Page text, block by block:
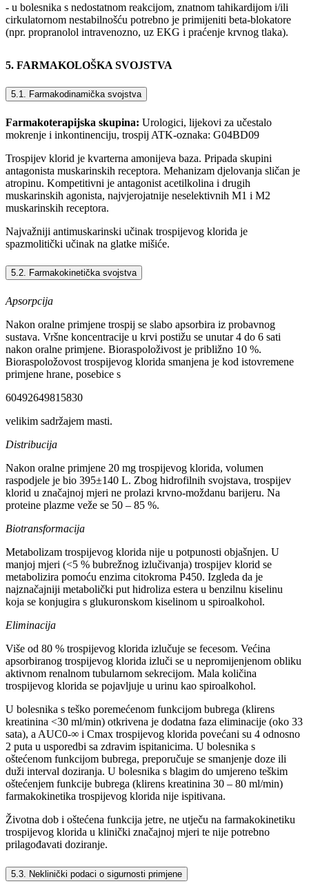
- u bolesnika s nedostatnom reakcijom, znatnom tahikardijom i/ili
cirkulatornom nestabilnošću potrebno je primijeniti beta-blokatore
(npr. propranolol intravenozno, uz EKG i praćenje krvnog tlaka).
5. FARMAKOLOŠKA SVOJSTVA
5.1. Farmakodinamička svojstva
Farmakoterapijska skupina: Urologici, lijekovi za učestalo
mokrenje i inkontinenciju, trospij ATK-oznaka: G04BD09
Trospijev klorid je kvarterna amonijeva baza. Pripada skupini
antagonista muskarinskih receptora. Mehanizam djelovanja sličan je
atropinu. Kompetitivni je antagonist acetilkolina i drugih
muskarinskih agonista, najvjerojatnije neselektivnih M1 i M2
muskarinskih receptora.
Najvažniji antimuskarinski učinak trospijevog klorida je
spazmolitički učinak na glatke mišiće.
5.2. Farmakokinetička svojstva
Apsorpcija
Nakon oralne primjene trospij se slabo apsorbira iz probavnog
sustava. Vršne koncentracije u krvi postižu se unutar 4 do 6 sati
nakon oralne primjene. Bioraspoloživost je približno 10 %.
Bioraspoložovost trospijevog klorida smanjena je kod istovremene
primjene hrane, posebice s
60492649815830
velikim sadržajem masti.
Distribucija
Nakon oralne primjene 20 mg trospijevog klorida, volumen
raspodjele je bio 395±140 L. Zbog hidrofilnih svojstava, trospijev
klorid u značajnoj mjeri ne prolazi krvno-moždanu barijeru. Na
proteine plazme veže se 50 – 85 %.
Biotransformacija
Metabolizam trospijevog klorida nije u potpunosti objašnjen. U
manjoj mjeri (<5 % bubrežnog izlučivanja) trospijev klorid se
metabolizira pomoću enzima citokroma P450. Izgleda da je
najznačajniji metabolički put hidroliza estera u benzilnu kiselinu
koja se konjugira s glukuronskom kiselinom u spiroalkohol.
Eliminacija
Više od 80 % trospijevog klorida izlučuje se fecesom. Većina
apsorbiranog trospijevog klorida izluči se u nepromijenjenom obliku
aktivnom renalnom tubularnom sekrecijom. Mala količina
trospijevog klorida se pojavljuje u urinu kao spiroalkohol.
U bolesnika s teško poremećenom funkcijom bubrega (klirens
kreatinina <30 ml/min) otkrivena je dodatna faza eliminacije (oko 33
sata), a AUC0-∞ i Cmax trospijevog klorida povećani su 4 odnosno
2 puta u usporedbi sa zdravim ispitanicima. U bolesnika s
oštećenom funkcijom bubrega, preporučuje se smanjenje doze ili
duži interval doziranja. U bolesnika s blagim do umjereno teškim
oštećenjem funkcije bubrega (klirens kreatinina 30 – 80 ml/min)
farmakokinetika trospijevog klorida nije ispitivana.
Životna dob i oštećena funkcija jetre, ne utječu na farmakokinetiku
trospijevog klorida u klinički značajnoj mjeri te nije potrebno
prilagođavati doziranje.
5.3. Neklinički podaci o sigurnosti primjene